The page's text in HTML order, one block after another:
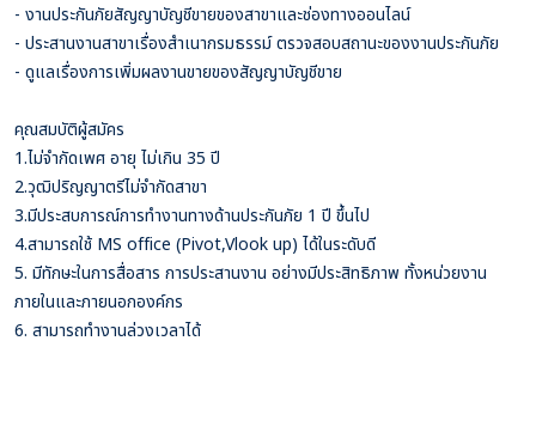
- งานประกันภัยสัญญาบัญชีขายของสาขาและช่องทางออนไลน์
- ประสานงานสาขาเรื่องสำเนากรมธรรม์ ตรวจสอบสถานะของงานประกันภัย
- ดูแลเรื่องการเพิ่มผลงานขายของสัญญาบัญชีขาย
คุณสมบัติผู้สมัคร
1.ไม่จำกัดเพศ อายุ ไม่เกิน 35 ปี
2.วุฒิปริญญาตรีไม่จำกัดสาขา
3.มีประสบการณ์การทำงานทางด้านประกันภัย 1 ปี ขึ้นไป
4.สามารถใช้ MS office (Pivot,Vlook up) ได้ในระดับดี
5. มีทักษะในการสื่อสาร การประสานงาน อย่างมีประสิทธิภาพ ทั้งหน่วยงาน
ภายในและภายนอกองค์กร
6. สามารถทำงานล่วงเวลาได้